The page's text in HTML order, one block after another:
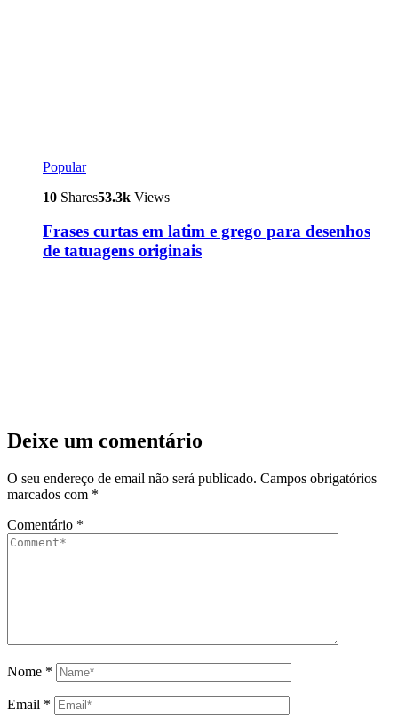
Popular
10 Shares53.3k Views
Frases curtas em latim e grego para desenhos
de tatuagens originais
Deixe um comentário
O seu endereço de email não será publicado. Campos obrigatórios
marcados com *
Comentário *
Nome *
Email *